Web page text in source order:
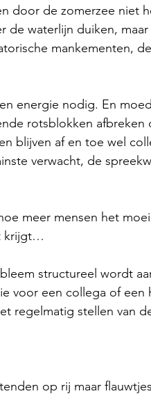
door de zomerzee niet
waterlijn duiken, maar
mankementen,
energie nodig. En
rotsblokken afbreken
blijven af en toe wel
verwacht, de
meer mensen het
krijgt…
structureel wordt
voor een collega of
regelmatig stellen van
op rij maar